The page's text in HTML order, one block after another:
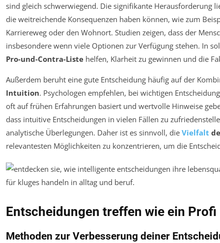
sind gleich schwerwiegend. Die signifikante Herausforderung
die weitreichende Konsequenzen haben können, wie zum
Karriereweg oder den Wohnort. Studien zeigen, dass der
insbesondere wenn viele Optionen zur Verfügung stehen. In
Pro-und-Contra-Liste helfen, Klarheit zu gewinnen und die
Außerdem beruht eine gute Entscheidung häufig auf der
Intuition. Psychologen empfehlen, bei wichtigen
oft auf frühen Erfahrungen basiert und wertvolle Hinweise
dass intuitive Entscheidungen in vielen Fällen zu
analytische Überlegungen. Daher ist es sinnvoll, die Vielfalt
relevantesten Möglichkeiten zu konzentrieren, um die
Entscheidungen treffen wie ein Profi
Methoden zur Verbesserung deiner